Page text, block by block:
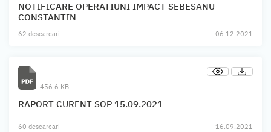
NOTIFICARE OPERATIUNI IMPACT SEBESANU
CONSTANTIN
62 descarcari 06.12.2021
456.6 KB
RAPORT CURENT SOP 15.09.2021
60 descarcari 16.09.2021